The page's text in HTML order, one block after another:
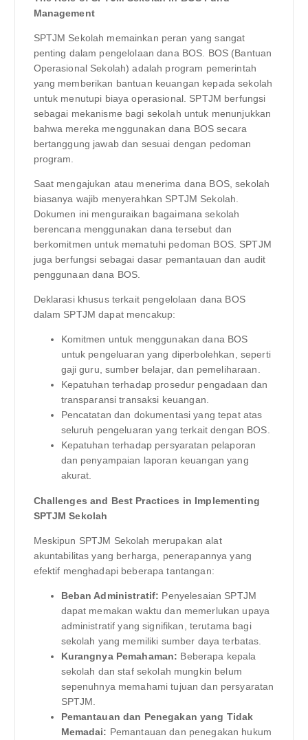
Management
SPTJM Sekolah memainkan peran yang sangat
penting dalam pengelolaan dana BOS. BOS (Bantuan
Operasional Sekolah) adalah program pemerintah
yang memberikan bantuan keuangan kepada sekolah
untuk menutupi biaya operasional. SPTJM berfungsi
sebagai mekanisme bagi sekolah untuk menunjukkan
bahwa mereka menggunakan dana BOS secara
bertanggung jawab dan sesuai dengan pedoman
program.
Saat mengajukan atau menerima dana BOS, sekolah
biasanya wajib menyerahkan SPTJM Sekolah.
Dokumen ini menguraikan bagaimana sekolah
berencana menggunakan dana tersebut dan
berkomitmen untuk mematuhi pedoman BOS. SPTJM
juga berfungsi sebagai dasar pemantauan dan audit
penggunaan dana BOS.
Deklarasi khusus terkait pengelolaan dana BOS
dalam SPTJM dapat mencakup:
Komitmen untuk menggunakan dana BOS
untuk pengeluaran yang diperbolehkan, seperti
gaji guru, sumber belajar, dan pemeliharaan.
Kepatuhan terhadap prosedur pengadaan dan
transparansi transaksi keuangan.
Pencatatan dan dokumentasi yang tepat atas
seluruh pengeluaran yang terkait dengan BOS.
Kepatuhan terhadap persyaratan pelaporan
dan penyampaian laporan keuangan yang
akurat.
Challenges and Best Practices in Implementing
SPTJM Sekolah
Meskipun SPTJM Sekolah merupakan alat
akuntabilitas yang berharga, penerapannya yang
efektif menghadapi beberapa tantangan:
Beban Administratif: Penyelesaian SPTJM
dapat memakan waktu dan memerlukan upaya
administratif yang signifikan, terutama bagi
sekolah yang memiliki sumber daya terbatas.
Kurangnya Pemahaman: Beberapa kepala
sekolah dan staf sekolah mungkin belum
sepenuhnya memahami tujuan dan persyaratan
SPTJM.
Pemantauan dan Penegakan yang Tidak
Memadai: Pemantauan dan penegakan hukum